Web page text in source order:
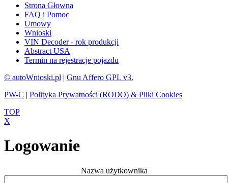
Strona Głowna
FAQ i Pomoc
Umowy
Wnioski
VIN Decoder - rok produkcji
Abstract USA
Termin na rejestracje pojazdu
© autoWnioski.pl | Gnu Affero GPL v3.
PW-C | Polityka Prywatności (RODO) & Pliki Cookies
TOP
X
Logowanie
Nazwa użytkownika